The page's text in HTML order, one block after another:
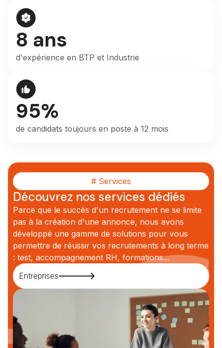
8 ans
d'expérience en BTP et Industrie
95%
de candidats toujours en poste à 12 mois
# Services
Découvrez nos services dédiés
Parce que le succès d'un recrutement ne se limite
pas à la création d'une annonce, nous avons
développé une gamme de solutions pour vous
permettre de réussir vos recrutements à long terme
: test, accompagnement RH, formations...
Entreprises